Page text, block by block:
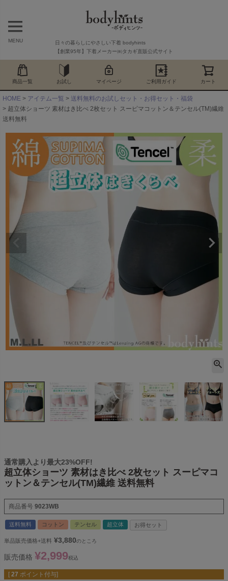
MENU
日々の暮らしにやさしい下着 bodyhints
【創業95年】下着メーカー㈱タカギ直販公式サイト
商品一覧 お試し マイページ ご利用ガイド カート
HOME アイテム一覧
送料無料のお試しセット・お得セット・福袋
超立体ショーツ 素材はき比べ 2枚セット スーピマコットン＆テンセル(TM)繊維
送料無料
通常購入より最大23%OFF!
超立体ショーツ 素材はき比べ 2枚セット スーピマコ
ットン＆テンセル(TM)繊維 送料無料
商品番号 9023WB
送料無料 コットン テンセル 超立体 お得セット
単品販売価格+送料 ¥3,880のところ
販売価格 ¥2,999税込
[ 27 ポイント付与]